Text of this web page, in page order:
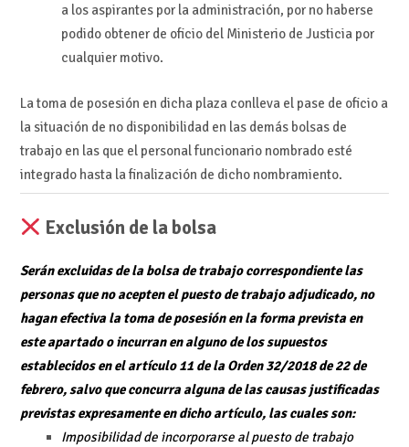
a los aspirantes por la administración, por no haberse
podido obtener de oficio del Ministerio de Justicia por
cualquier motivo.
La toma de posesión en dicha plaza conlleva el pase de oficio a
la situación de no disponibilidad en las demás bolsas de
trabajo en las que el personal funcionario nombrado esté
integrado hasta la finalización de dicho nombramiento.
Exclusión de la bolsa
Serán excluidas de la bolsa de trabajo correspondiente las
personas que no acepten el puesto de trabajo adjudicado, no
hagan efectiva la toma de posesión en la forma prevista en
este apartado o incurran en alguno de los supuestos
establecidos en el artículo 11 de la Orden 32/2018 de 22 de
febrero, salvo que concurra alguna de las causas justificadas
previstas expresamente en dicho artículo, las cuales son:
Imposibilidad de incorporarse al puesto de trabajo